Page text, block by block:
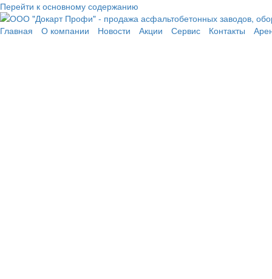
Перейти к основному содержанию
Главная
О компании Новости Акции Сервис Контакты